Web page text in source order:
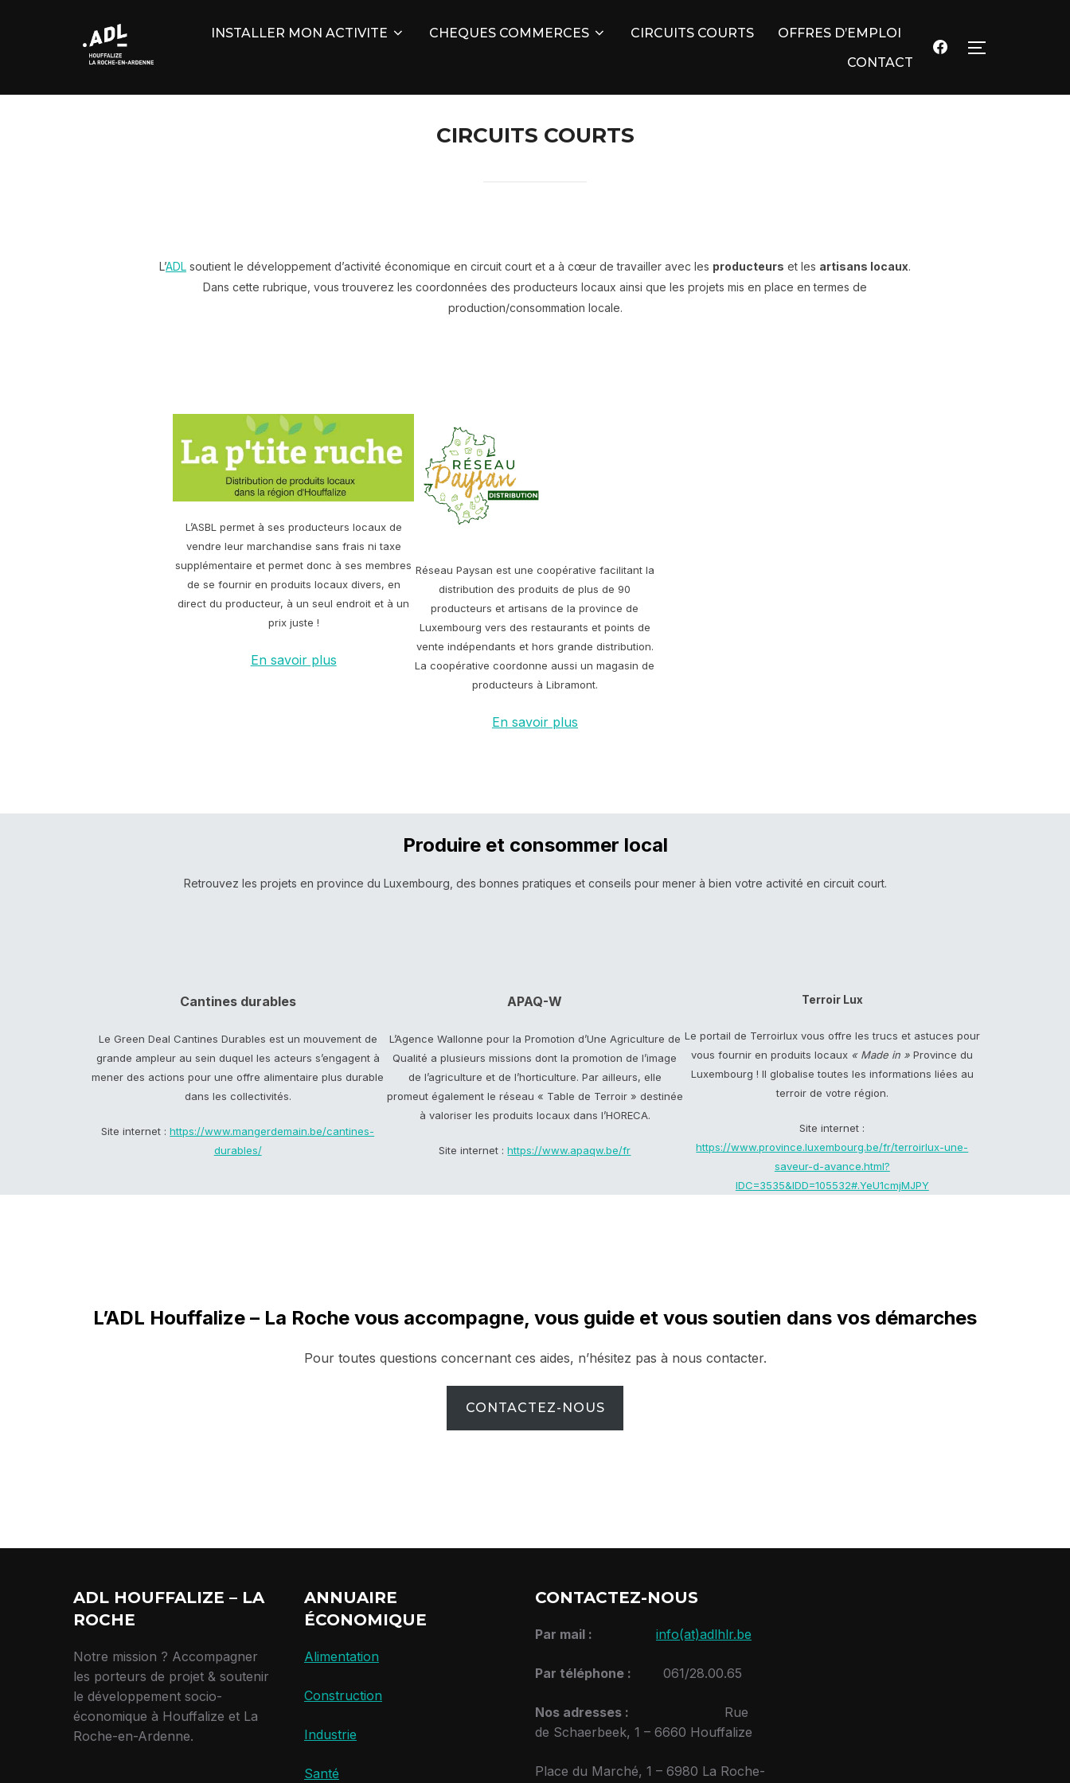
INSTALLER MON ACTIVITE CHEQUES COMMERCES CIRCUITS COURTS
OFFRES D’EMPLOI
CONTACT
PERMUTER
CIRCUITS COURTS
L’ADL soutient le développement d’activité économique en circuit court et a à cœur de travailler avec les producteurs et les artisans locaux.
Dans cette rubrique, vous trouverez les coordonnées des producteurs locaux ainsi que les projets mis en place en termes de
production/consommation locale.
L’ASBL permet à ses producteurs locaux de
vendre leur marchandise sans frais ni taxe
supplémentaire et permet donc à ses membres
de se fournir en produits locaux divers, en
direct du producteur, à un seul endroit et à un
prix juste !
En savoir plus
Réseau Paysan est une coopérative facilitant la
distribution des produits de plus de 90
producteurs et artisans de la province de
Luxembourg vers des restaurants et points de
vente indépendants et hors grande distribution.
La coopérative coordonne aussi un magasin de
producteurs à Libramont.
En savoir plus
Produire et consommer local
Retrouvez les projets en province du Luxembourg, des bonnes pratiques et conseils pour mener à bien votre activité en circuit court.
Cantines durables
Le Green Deal Cantines Durables est un mouvement de
grande ampleur au sein duquel les acteurs s’engagent à
mener des actions pour une offre alimentaire plus durable
dans les collectivités.
Site internet :https://www.mangerdemain.be/cantines-
durables/
APAQ-W
L’Agence Wallonne pour la Promotion d’Une Agriculture de
Qualité a plusieurs missions dont la promotion de l’image
de l’agriculture et de l’horticulture. Par ailleurs, elle
promeut également le réseau « Table de Terroir » destinée
à valoriser les produits locaux dans l’HORECA.
Site internet :https://www.apaqw.be/fr
Terroir Lux
Le portail de Terroirlux vous offre les trucs et astuces pour
vous fournir en produits locaux « Made in » Province du
Luxembourg ! Il globalise toutes les informations liées au
terroir de votre région.
Site internet :
https://www.province.luxembourg.be/fr/terroirlux-une-
saveur-d-avance.html?
IDC=3535&IDD=105532#.YeU1cmjMJPY
L’ADL Houffalize – La Roche vous accompagne, vous guide et vous soutien dans vos démarches
Pour toutes questions concernant ces aides, n’hésitez pas à nous contacter.
CONTACTEZ-NOUS
ADL HOUFFALIZE – LA
ROCHE
Notre mission ? Accompagner
les porteurs de projet & soutenir
le développement socio-
économique à Houffalize et La
Roche-en-Ardenne.
ANNUAIRE
ÉCONOMIQUE
Alimentation
Construction
Industrie
Santé
CONTACTEZ-NOUS
Par mail : info(at)adlhlr.be
Par téléphone : 061/28.00.65
Nos adresses : Rue
de Schaerbeek, 1 – 6660 Houffalize
Place du Marché, 1 – 6980 La Roche-